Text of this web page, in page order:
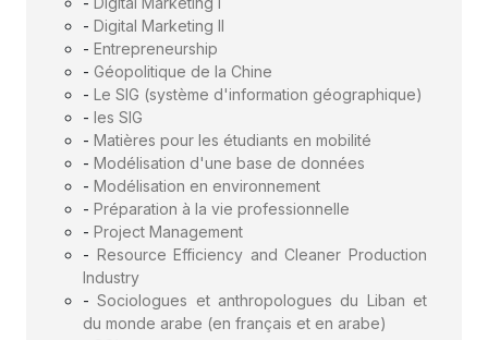
- Digital Marketing II
- Entrepreneurship
- Géopolitique de la Chine
- Le SIG (système d'information géographique)
- les SIG
- Matières pour les étudiants en mobilité
- Modélisation d'une base de données
- Modélisation en environnement
- Préparation à la vie professionnelle
- Project Management
- Resource Efficiency and Cleaner Production
Industry
-Sociologues et anthropologues du Liban et
du monde arabe (en français et en arabe)